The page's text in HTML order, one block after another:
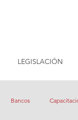
LEGISLACIÓN
Bancos